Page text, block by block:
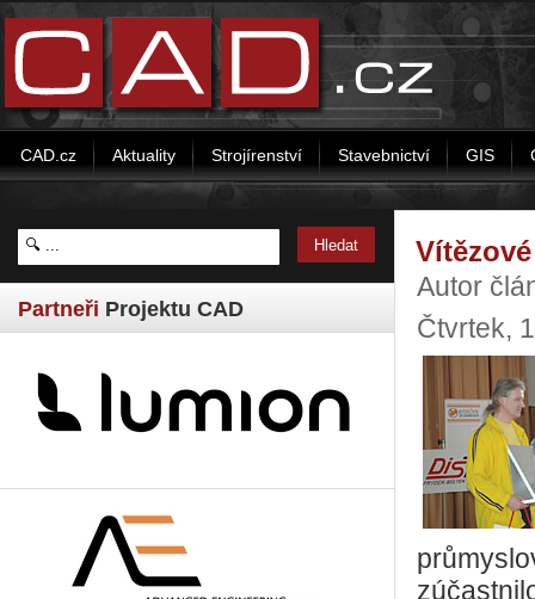
CAD.cz Aktuality Strojírenství Stavebnictví GIS
Partneři Projektu CAD
Autor
Čtvrtek,